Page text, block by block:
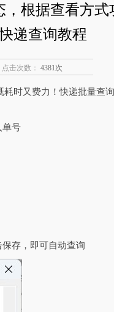
根据查看方
递查询教程
点击次数： 4381次
时又费力！快递批量查
单号
存，即可自动查询